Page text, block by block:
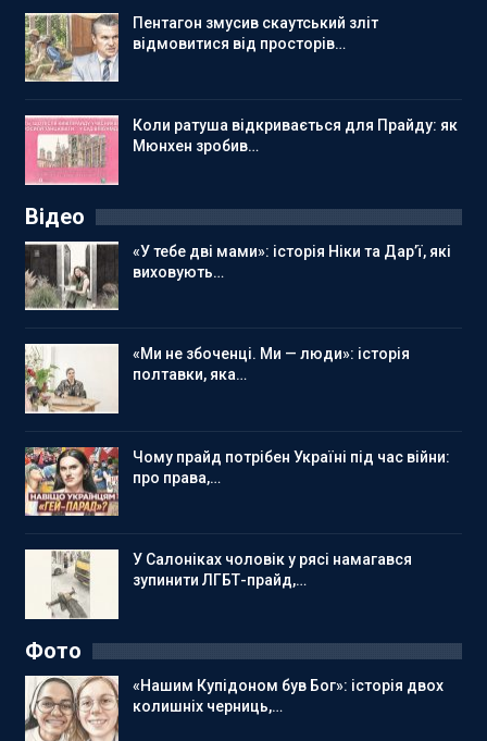
Пентагон змусив скаутський зліт
відмовитися від просторів…
Коли ратуша відкривається для Прайду: як
Мюнхен зробив…
Відео
«У тебе дві мами»: історія Ніки та Дар’ї, які
виховують…
«Ми не збоченці. Ми — люди»: історія
полтавки, яка…
Чому прайд потрібен Україні під час війни:
про права,…
У Салоніках чоловік у рясі намагався
зупинити ЛГБТ-прайд,…
Фото
«Нашим Купідоном був Бог»: історія двох
колишніх черниць,…